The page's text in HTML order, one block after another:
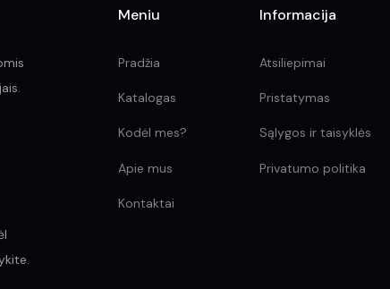
Meniu
Pradžia
Katalogas
Kodėl mes?
Apie mus
Kontaktai
Informacija
Atsiliepimai
Pristatymas
Sąlygos ir taisyklės
Privatumo politika